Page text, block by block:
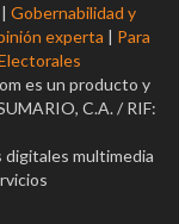
| Gobernabilidad y
experta | Para
es un producto y
C.A. / RIF:
multimedia